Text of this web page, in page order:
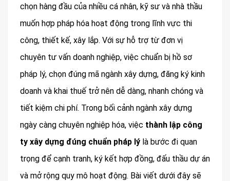
chọn hàng đầu của nhiều cá nhân, kỹ sư và nhà thầu
muốn hợp pháp hóa hoạt động trong lĩnh vực thi
công, thiết kế, xây lắp. Với sự hỗ trợ từ đơn vị
chuyên tư vấn doanh nghiệp, việc chuẩn bị hồ sơ
pháp lý, chọn đúng mã ngành xây dựng, đăng ký kinh
doanh và khai thuế trở nên dễ dàng, nhanh chóng và
tiết kiệm chi phí. Trong bối cảnh ngành xây dựng
ngày càng chuyên nghiệp hóa, việc thành lập công
ty xây dựng đúng chuẩn pháp lý là bước đi quan
trọng để cạnh tranh, ký kết hợp đồng, đấu thầu dự án
và mở rộng quy mô hoạt động. Bài viết dưới đây sẽ